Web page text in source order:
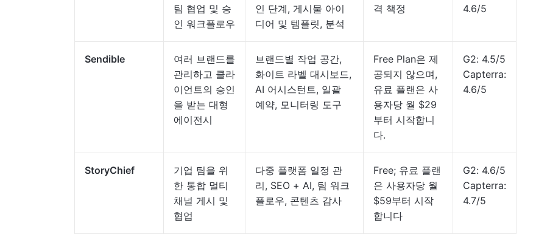
팀 협업 및 승
인 워크플로우
인 단계, 게시물 아이
디어 및 템플릿, 분석
격 책정
4.6/5
Sendible
여러 브랜드를
관리하고 클라
이언트의 승인
을 받는 대형
에이전시
브랜드별 작업 공간,
화이트 라벨 대시보드,
AI 어시스턴트, 일괄
예약, 모니터링 도구
Free Plan은 제
공되지 않으며,
유료 플랜은 사
용자당 월 $29
부터 시작합니
다.
G2: 4.5/5
Capterra:
4.6/5
StoryChief
기업 팀을 위
한 통합 멀티
채널 게시 및
협업
다중 플랫폼 일정 관
리, SEO + AI, 팀 워크
플로우, 콘텐츠 감사
Free; 유료 플랜
은 사용자당 월
$59부터 시작
합니다
G2: 4.6/5
Capterra:
4.7/5